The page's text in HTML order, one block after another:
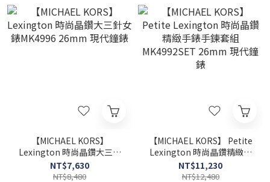
【MICHAEL KORS】
Lexington 時尚晶鑽大三針
女錶MK4996 26mm 現代鐘
錶
NT$7,630
NT$8,480
【MICHAEL KORS】 Petite
Lexington 時尚晶鑽精緻手
錶手鍊套組MK4992SET
26mm 現代鐘錶
NT$11,230
NT$12,480